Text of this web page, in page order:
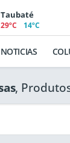
Taubaté
29ºC 14ºC
NOTICIAS
,